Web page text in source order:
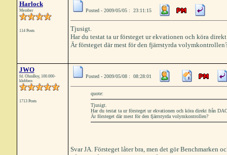
Harlock
Member
114 Posts
Posted - 2009/05/05 : 23:11:15
Tjusigt.
Har du testat ta ur försteget ur ekvationen och köra
Är försteget där mest för den fjärrstyrda
JWO
fd. OhmBoy, 100.000-
klubben
1713 Posts
Posted - 2009/05/08 : 08:28:01
quote:
Tjusigt.
Har du testat ta ur försteget ur ekvationen och köra direkt från
Är försteget där mest för den fjärrstyrda volymkontrollen?
Svar JA. Försteget låter bra, men det gör Benchmarken